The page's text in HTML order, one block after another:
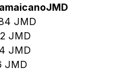
JMD
JMD
JMD
JMD
JMD